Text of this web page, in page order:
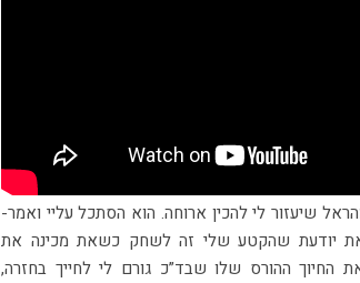
יודעת שהקטע שלי זה לשחק כשאת מכינה את
החיוך ההורס שלו שבד”כ גורם לי לחייך בחזרה,